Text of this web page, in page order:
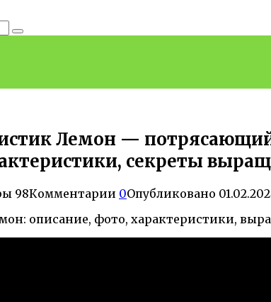
Лемон — потрясающий
секреты
98Комментарии 0Опубликовано